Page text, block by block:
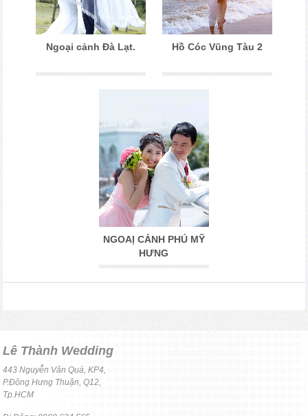
Ngoại cảnh Đà Lạt. Hồ Cóc Vũng Tàu 2
NGOAỊ CẢNH PHÚ MỸ
HƯNG
Lê Thành Wedding
443 Nguyễn Văn Quá, KP4,
P.Đông Hưng Thuận, Q12,
Tp.HCM